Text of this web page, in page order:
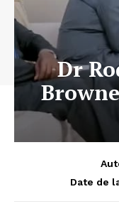
Dr
Date de